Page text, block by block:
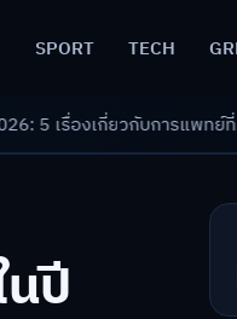
SPORT TECH
แพทย์ที่ควรรู้/ดอกเบี้ยขาขึ้นร
นปี